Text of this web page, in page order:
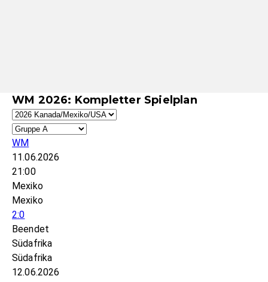
WM 2026: Kompletter Spielplan
WM
11.06.2026
21:00
Mexiko
Mexiko
2:0
Beendet
Südafrika
Südafrika
12.06.2026